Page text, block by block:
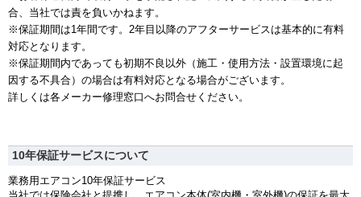
合、当社では責を負いかねます。
※保証期間は1年間です。2年目以降のアフターサービスは基本的に有料
対応となります。
※保証期間内であっても初期不良以外（施工・使用方法・設置環境に起
因する不具合）の場合は有料対応となる場合がございます。
詳しくは各メーカー修理窓口へお問合せください。
10年保証サービスについて
業務用エアコン10年保証サービス